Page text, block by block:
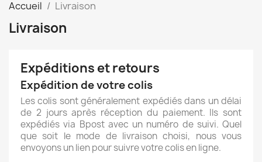
Accueil Livraison
Livraison
Expéditions et retours
Expédition de votre colis
Les colis sont généralement expédiés dans un délai
de 2 jours après réception du paiement. Ils sont
expédiés via Bpost avec un numéro de suivi. Quel
que soit le mode de livraison choisi, nous vous
envoyons un lien pour suivre votre colis en ligne.